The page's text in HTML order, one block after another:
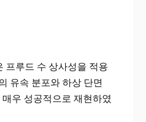
프루드 수 상사성을 적용
유속 분포와 하상 단면
우 성공적으로 재현하였